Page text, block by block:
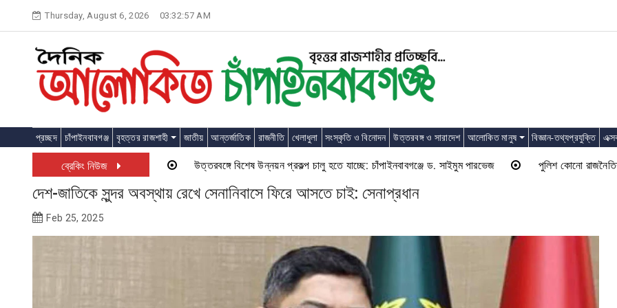
content
Thursday, August 6, 2026 03:32:58 AM
প্রচ্ছদ চাঁপাইনবাবগঞ্জ বৃহত্তর রাজশাহী জাতীয় আন্তর্জাতিক রাজনীতি খেলাধুলা সংস্কৃতি ও বিনোদন উত্তরবঙ্গ ও সারাদেশ আলোকিত মানুষ বিজ্ঞান-তথ্যপ্রযুক্তি
ব্রেকিং নিউজ উত্তরবঙ্গে বিশেষ উন্নয়ন প্রকল্প চালু হতে যাচ্ছে: চাঁপাইনবাবগঞ্জে ড. সাইমুম পারভেজ পুলিশ কোনো রাজনৈতিক দলের
দেশ-জাতিকে সুন্দর অবস্থায় রেখে সেনানিবাসে ফিরে আসতে চাই: সেনাপ্রধান
Feb 25, 2025